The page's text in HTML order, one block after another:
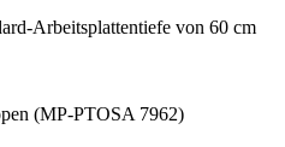
Arbeitsplattentiefe von 60 cm
(MP-PTOSA 7962)